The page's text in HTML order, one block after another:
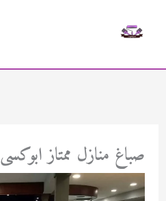
صباغ منازل ممتاز ابوكسى 94471713